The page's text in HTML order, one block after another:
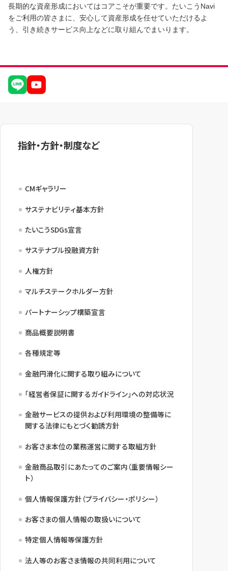
長期的な資産形成においてはコアこそが重要です。たいこうNavi
をご利用の皆さまに、安心して資産形成を任せていただけるよ
う、引き続きサービス向上などに取り組んでまいります。
指針・方針・制度など
CMギャラリー
サステナビリティ基本方針
たいこうSDGs宣言
サステナブル投融資方針
人権方針
マルチステークホルダー方針
パートナーシップ構築宣言
商品概要説明書
各種規定等
金融円滑化に関する取り組みについて
「経営者保証に関するガイドライン」への対応状況
金融サービスの提供および利用環境の整備等に
関する法律にもとづく勧誘方針
お客さま本位の業務運営に関する取組方針
金融商品取引にあたってのご案内（重要情報シー
ト）
個人情報保護方針（プライバシー・ポリシー）
お客さまの個人情報の取扱いについて
特定個人情報等保護方針
法人等のお客さま情報の共同利用について